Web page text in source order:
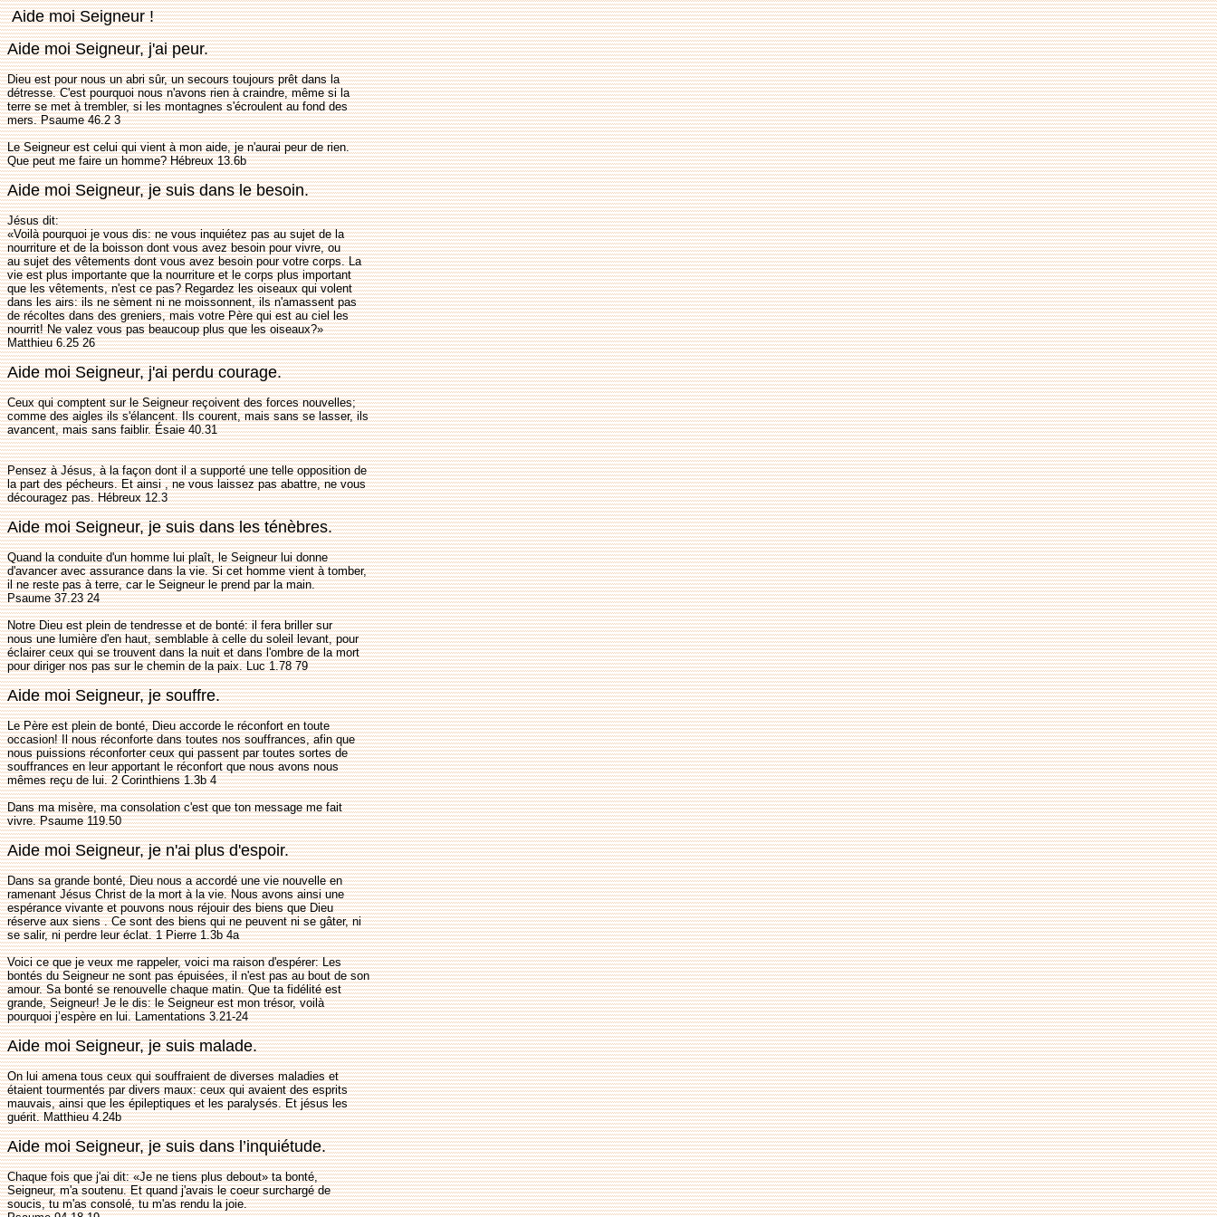
Aide moi Seigneur !
Aide moi Seigneur, j'ai peur.
Dieu est pour nous un abri sûr, un secours toujours prêt dans la
détresse. C'est pourquoi nous n'avons rien à craindre, même si la
terre se met à trembler, si les montagnes s'écroulent au fond des
mers. Psaume 46.2 3
Le Seigneur est celui qui vient à mon aide, je n'aurai peur de rien.
Que peut me faire un homme? Hébreux 13.6b
Aide moi Seigneur, je suis dans le besoin.
Jésus dit:
«Voilà pourquoi je vous dis: ne vous inquiétez pas au sujet de la
nourriture et de la boisson dont vous avez besoin pour vivre, ou
au sujet des vêtements dont vous avez besoin pour votre corps. La
vie est plus importante que la nourriture et le corps plus important
que les vêtements, n'est ce pas? Regardez les oiseaux qui volent
dans les airs: ils ne sèment ni ne moissonnent, ils n'amassent pas
de récoltes dans des greniers, mais votre Père qui est au ciel les
nourrit! Ne valez vous pas beaucoup plus que les oiseaux?»
Matthieu 6.25 26
Aide moi Seigneur, j'ai perdu courage.
Ceux qui comptent sur le Seigneur reçoivent des forces nouvelles;
comme des aigles ils s'élancent. Ils courent, mais sans se lasser, ils
avancent, mais sans faiblir. Ésaie 40.31
Pensez à Jésus, à la façon dont il a supporté une telle opposition de
la part des pécheurs. Et ainsi , ne vous laissez pas abattre, ne vous
découragez pas. Hébreux 12.3
Aide moi Seigneur, je suis dans les ténèbres.
Quand la conduite d'un homme lui plaît, le Seigneur lui donne
d'avancer avec assurance dans la vie. Si cet homme vient à tomber,
il ne reste pas à terre, car le Seigneur le prend par la main.
Psaume 37.23 24
Notre Dieu est plein de tendresse et de bonté: il fera briller sur
nous une lumière d'en haut, semblable à celle du soleil levant, pour
éclairer ceux qui se trouvent dans la nuit et dans l'ombre de la mort
pour diriger nos pas sur le chemin de la paix. Luc 1.78 79
Aide moi Seigneur, je souffre.
Le Père est plein de bonté, Dieu accorde le réconfort en toute
occasion! Il nous réconforte dans toutes nos souffrances, afin que
nous puissions réconforter ceux qui passent par toutes sortes de
souffrances en leur apportant le réconfort que nous avons nous
mêmes reçu de lui. 2 Corinthiens 1.3b 4
Dans ma misère, ma consolation c'est que ton message me fait
vivre. Psaume 119.50
Aide moi Seigneur, je n'ai plus d'espoir.
Dans sa grande bonté, Dieu nous a accordé une vie nouvelle en
ramenant Jésus Christ de la mort à la vie. Nous avons ainsi une
espérance vivante et pouvons nous réjouir des biens que Dieu
réserve aux siens . Ce sont des biens qui ne peuvent ni se gâter, ni
se salir, ni perdre leur éclat. 1 Pierre 1.3b 4a
Voici ce que je veux me rappeler, voici ma raison d'espérer: Les
bontés du Seigneur ne sont pas épuisées, il n'est pas au bout de son
amour. Sa bonté se renouvelle chaque matin. Que ta fidélité est
grande, Seigneur! Je le dis: le Seigneur est mon trésor, voilà
pourquoi j’espère en lui. Lamentations 3.21-24
Aide moi Seigneur, je suis malade.
On lui amena tous ceux qui souffraient de diverses maladies et
étaient tourmentés par divers maux: ceux qui avaient des esprits
mauvais, ainsi que les épileptiques et les paralysés. Et jésus les
guérit. Matthieu 4.24b
Aide moi Seigneur, je suis dans l’inquiétude.
Chaque fois que j'ai dit: «Je ne tiens plus debout» ta bonté,
Seigneur, m'a soutenu. Et quand j'avais le coeur surchargé de
soucis, tu m'as consolé, tu m'as rendu la joie.